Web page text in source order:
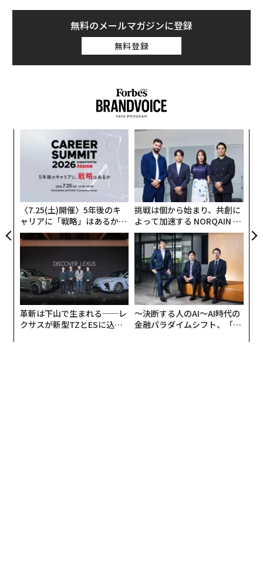
メンバーシップに登録する
「問いに真摯」なサービス104番号案内に幕。忘れまじ、就活決めたオペレ
カップルの心理的負荷：心理学者が明かす2025年に避けられなかった5つ
スーツも学生服も家で洗える？ 人気クリーニング師が明かす「洗濯の迷信
と真実」
心理学者が明かす、穏やかな関係を築くカップルの3つの習慣
そばで眠くなるのは「信頼」の証拠、心理学者が明かすパートナーの安心
サイン3選
タグ： 結婚 女性 調査/調査結果
ことを思い出していた。12歳の頃、コロラド州ペンロー
ズにある同社からミニチュアロケットを注文し、父親の
監督のもとで組み立て、打ち上げていた。最初のロケッ
トは「WACコーポラル（Wac Corporal）」というものだ
った。
当時は旧ソ連との月面着陸レースの真っ只中で、宇宙は
大ブームだった。『スタートレック』のようなテレビシ
士のアクションフィギュア「メジャー・マット・メイソ
ン」などが大流行していた。
半世紀後の今も、エステスは存在しているのだろうか。
そう思って調べると、答えはイエスだった。しかも、成
長を続ける業界に対応するように、同社が提供する宇宙
機のラインナップは大幅に拡充されていた。スペースシ
ャトルやスペースXの「ファルコン9」、さらにはブルー
オリジンの弾道飛行型宇宙旅行機「ニューシェパード」
のスケールモデルまで揃っている。（以下のリンクから
エステスのウェブサイトをチェックしてみてほしい。）
記憶では、週末になると、打ち上げ装置を設置するため
に広い空き地を探した。赤いプラスチック製の発射台が
あり、その側面にはガイドワイヤーが伸びていた。ロケ
無料のメールマガジンに登録
無料登録
〈7.25(土)開催〉5年後のキ
ャリアに「戦略」はあるか。
トップエグゼクティブのキャ
リアに触れる1日│CAREER S
挑戦は個から始まり、共創に
よって加速する NORQAIN JA
PAN 特別座談会
革新は下山で生まれる──レ
クサスが新型TZとESに込め
〜決断する人のAI〜AI時代の
金融パラダイムシフト、「超